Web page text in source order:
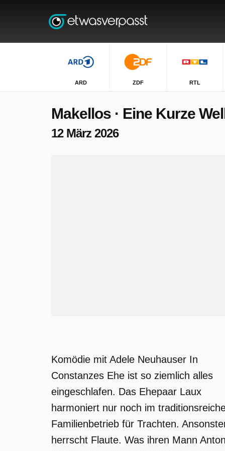
ARD ZDF RTL
Makellos · Eine Kurze
12 März 2026
Komödie mit Adele Neuhauser In
Constanzes Ehe ist so ziemlich alles
eingeschlafen. Das Ehepaar Laux
harmoniert nur noch im
Familienbetrieb für Trachten.
herrscht Flaute. Was ihren Mann Anton